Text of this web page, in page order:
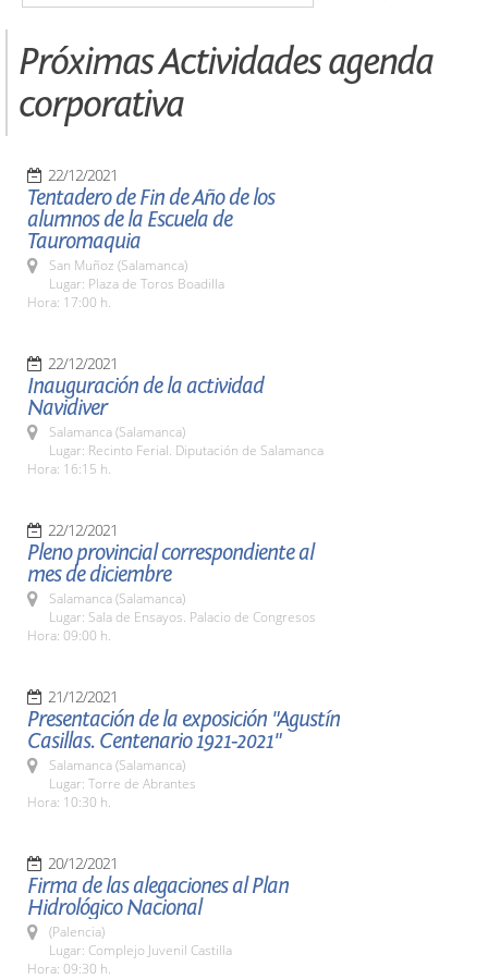
Próximas Actividades agenda
corporativa
22/12/2021
Tentadero de Fin de Año de los
alumnos de la Escuela de
Tauromaquia
San Muñoz (Salamanca)
Lugar: Plaza de Toros Boadilla
Hora: 17:00 h.
22/12/2021
Inauguración de la actividad
Navidiver
Salamanca (Salamanca)
Lugar: Recinto Ferial. Diputación de Salamanca
Hora: 16:15 h.
22/12/2021
Pleno provincial correspondiente al
mes de diciembre
Salamanca (Salamanca)
Lugar: Sala de Ensayos. Palacio de Congresos
Hora: 09:00 h.
21/12/2021
Presentación de la exposición "Agustín
Casillas. Centenario 1921-2021"
Salamanca (Salamanca)
Lugar: Torre de Abrantes
Hora: 10:30 h.
20/12/2021
Firma de las alegaciones al Plan
Hidrológico Nacional
(Palencia)
Lugar: Complejo Juvenil Castilla
Hora: 09:30 h.